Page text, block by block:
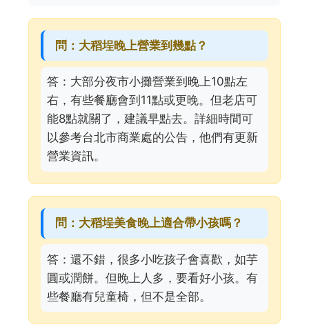
問：大稻埕晚上營業到幾點？
答：大部分夜市小攤營業到晚上10點左
右，有些餐廳會到11點或更晚。但老店可
能8點就關了，建議早點去。詳細時間可
以參考台北市商業處的公告，他們有更新
營業資訊。
問：大稻埕美食晚上適合帶小孩嗎？
答：還不錯，很多小吃孩子會喜歡，如芋
圓或潤餅。但晚上人多，要看好小孩。有
些餐廳有兒童椅，但不是全部。